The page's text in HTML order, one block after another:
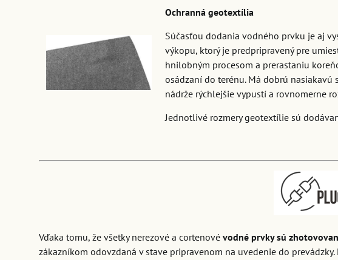
Ochranná geotextília
Súčasťou dodania vodného prvku je aj
výkopu, ktorý je predpripravený pre
hnilobným procesom a prerastaniu
osádzaní do terénu. Má dobrú
nádrže rýchlejšie vypustí a rovnomerne
Jednotlivé rozmery geotextílie sú
Vďaka tomu, že všetky nerezové a cortenovévodné prvky sú
zákazníkom odovzdaná v stave pripravenom na uvedenie do